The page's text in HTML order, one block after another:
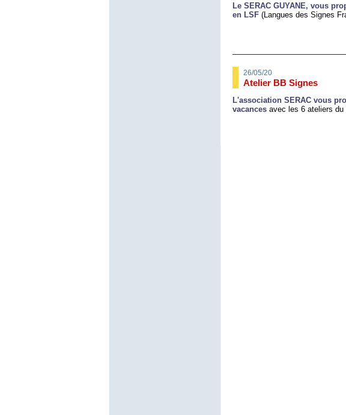
Le SERAC GUYANE, vous
en LSF (Langues des Signes
26/05/20
Atelier BB Signes
L'association SERAC vous
vacances avec les 6 ateliers du